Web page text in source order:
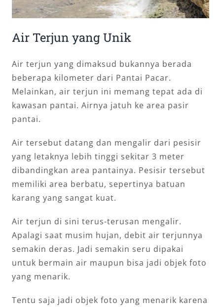
Air Terjun yang Unik
Air terjun yang dimaksud bukannya berada
beberapa kilometer dari Pantai Pacar.
Melainkan, air terjun ini memang tepat ada di
kawasan pantai. Airnya jatuh ke area pasir
pantai.
Air tersebut datang dan mengalir dari pesisir
yang letaknya lebih tinggi sekitar 3 meter
dibandingkan area pantainya. Pesisir tersebut
memiliki area berbatu, sepertinya batuan
karang yang sangat kuat.
Air terjun di sini terus-terusan mengalir.
Apalagi saat musim hujan, debit air terjunnya
semakin deras. Jadi semakin seru dipakai
untuk bermain air maupun bisa jadi objek foto
yang menarik.
Tentu saja jadi objek foto yang menarik karena